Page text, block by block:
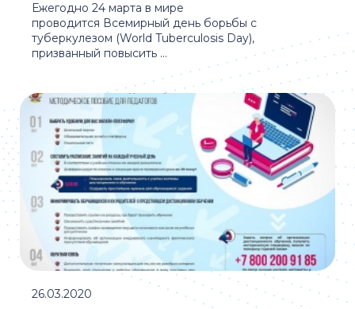
Ежегодно 24 марта в мире
проводится Всемирный день борьбы с
туберкулезом (World Tuberculosis Day),
призванный повысить ...
26.03.2020